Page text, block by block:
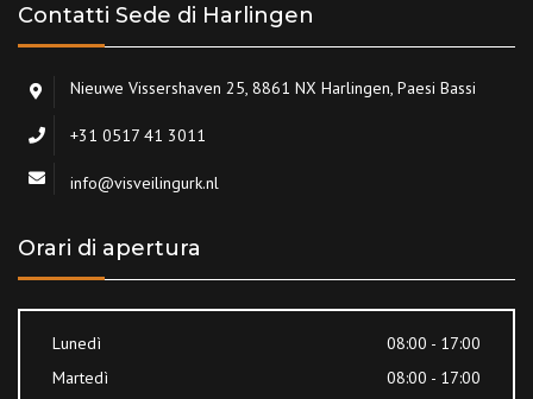
Contatti Sede di Harlingen
Nieuwe Vissershaven 25, 8861 NX Harlingen, Paesi Bassi
+31 0517 41 3011
info@visveilingurk.nl
Orari di apertura
Lunedì
08:00 - 17:00
Martedì
08:00 - 17:00